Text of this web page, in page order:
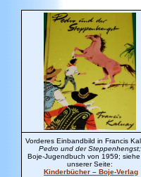
Vorderes Einbandbild in Francis
Pedro und der Steppenhengst;
Boje-Jugendbuch von 1959;
unserer Seite:
Kinderbücher – Boje-Verlag